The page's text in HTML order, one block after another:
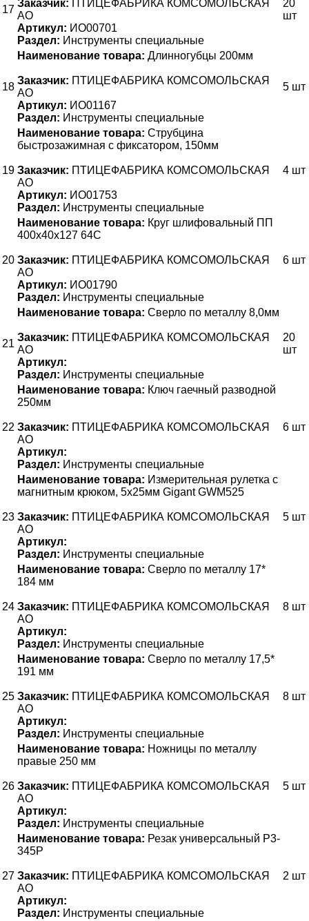
17
Заказчик: ПТИЦЕФАБРИКА КОМСОМОЛЬСКАЯ
АО
Артикул: ИО00701
Раздел: Инструменты специальные
20
шт
18
Наименование товара: Длинногубцы 200мм
Заказчик: ПТИЦЕФАБРИКА КОМСОМОЛЬСКАЯ
АО
Артикул: ИО01167
Раздел: Инструменты специальные
5 шт
19
Наименование товара: Струбцина
быстрозажимная с фиксатором, 150мм
Заказчик: ПТИЦЕФАБРИКА КОМСОМОЛЬСКАЯ
АО
Артикул: ИО01753
Раздел: Инструменты специальные
4 шт
20
Наименование товара: Круг шлифовальный ПП
400х40х127 64С
Заказчик: ПТИЦЕФАБРИКА КОМСОМОЛЬСКАЯ
АО
Артикул: ИО01790
Раздел: Инструменты специальные
6 шт
21
Наименование товара: Сверло по металлу 8,0мм
Заказчик: ПТИЦЕФАБРИКА КОМСОМОЛЬСКАЯ
АО
Артикул:
Раздел: Инструменты специальные
20
шт
22
Наименование товара: Ключ гаечный разводной
250мм
Заказчик: ПТИЦЕФАБРИКА КОМСОМОЛЬСКАЯ
АО
Артикул:
Раздел: Инструменты специальные
6 шт
23
Наименование товара: Измерительная рулетка с
магнитным крюком, 5x25мм Gigant GWM525
Заказчик: ПТИЦЕФАБРИКА КОМСОМОЛЬСКАЯ
АО
Артикул:
Раздел: Инструменты специальные
5 шт
24
Наименование товара: Сверло по металлу 17*
184 мм
Заказчик: ПТИЦЕФАБРИКА КОМСОМОЛЬСКАЯ
АО
Артикул:
Раздел: Инструменты специальные
8 шт
25
Наименование товара: Сверло по металлу 17,5*
191 мм
Заказчик: ПТИЦЕФАБРИКА КОМСОМОЛЬСКАЯ
АО
Артикул:
Раздел: Инструменты специальные
8 шт
26
Наименование товара: Ножницы по металлу
правые 250 мм
Заказчик: ПТИЦЕФАБРИКА КОМСОМОЛЬСКАЯ
АО
Артикул:
Раздел: Инструменты специальные
5 шт
27
Наименование товара: Резак универсальный Р3-
345Р
Заказчик: ПТИЦЕФАБРИКА КОМСОМОЛЬСКАЯ
АО
Артикул:
Раздел: Инструменты специальные
2 шт